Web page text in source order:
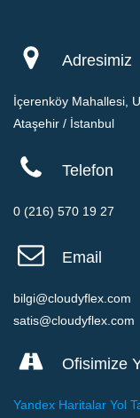
bağlı fiili
kişilere
Adresimiz
İçerenköy Mahallesi,
Ataşehir / İstanbul
Telefon
0 (216) 570 19 27
Email
bilgi@cloudyflex.com
satis@cloudyflex.com
Ofisimize
Yandex Haritalar Yol